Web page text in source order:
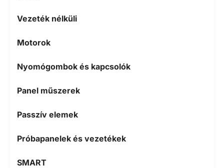
Vezeték nélküli
Motorok
Nyomógombok és kapcsolók
Panel műszerek
Passzív elemek
Próbapanelek és vezetékek
SMART